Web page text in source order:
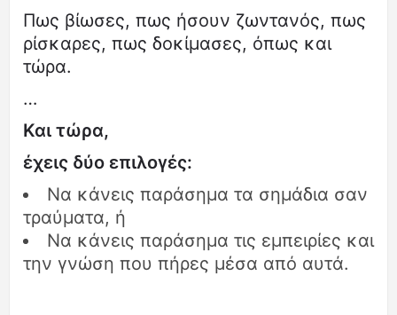
Πως βίωσες, πως ήσουν ζωντανός, πως
ρίσκαρες, πως δοκίμασες, όπως και
τώρα.
…
Και τώρα,
έχεις δύο επιλογές:
Να κάνεις παράσημα τα σημάδια σαν
τραύματα, ή
Να κάνεις παράσημα τις εμπειρίες και
την γνώση που πήρες μέσα από αυτά.